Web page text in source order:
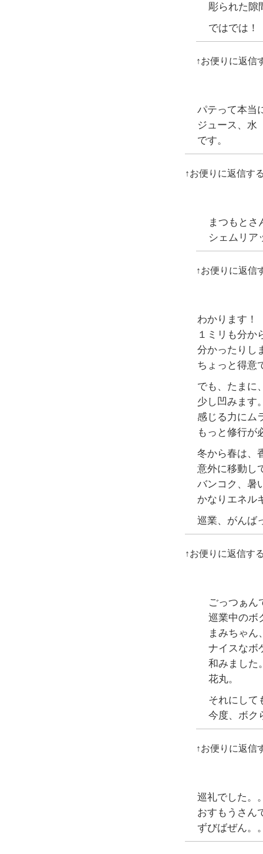
彫られた隙
ではでは！
↑お便りに返信
パテって本当
ジュース、水
です。
↑お便りに返信す
まつもとさ
シェムリア
↑お便りに返信
わかります！
１ミリも分か
分かったりし
ちょっと得意
でも、たまに
少し凹みます
感じる力にム
もっと修行が
冬から春は、
意外に移動し
バンコク、暑
かなりエネル
巡業、がんば
↑お便りに返信す
ごっつぁん
巡業中のボ
まみちゃん
ナイスなボ
和みました
花丸。
それにして
今度、ボク
↑お便りに返信
巡礼でした。
おすもうさん
ずびばぜん。